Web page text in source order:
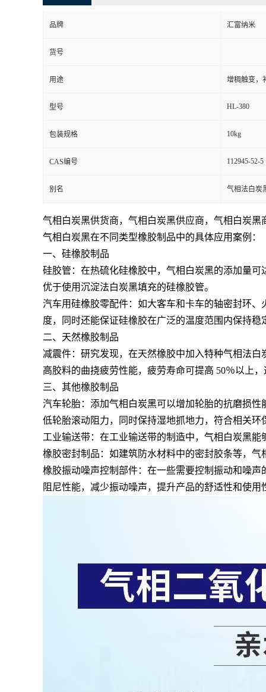
品牌 汇富纳米
货号
用途 增稠触变，
型号 HL-380
包装规格 10kg
CAS编号 112945-52-5
别名 气相法白炭
气相白炭黑供货商，气相白炭黑供应商，气相白炭
气相白炭黑在不同类型橡胶制品中的具体应用案例：
一、硅橡胶制品
硅胶管：在热硫化硅橡胶中，气相白炭黑的添加量
优于使用沉淀法白炭黑填充的硅橡胶管。
汽车用硅橡胶零配件：如大客车和卡车的轴密封环
度，同时还能保证硅橡胶在广泛的温度范围内保持
二、天然橡胶制品
减震件：研究发现，在天然橡胶中加入特种气相法
高胶料的曲挠疲劳性能，疲劳寿命可提高 50％以上
三、其他橡胶制品
汽车轮胎：添加气相白炭黑可以增加轮胎的抗磨损
低轮胎滚动阻力，同时保持湿地抓地力，符合相关环
工业输送带：在工业输送带的制造中，气相白炭黑
橡胶密封制品：如建筑防水材料中的密封胶条等，
橡胶振动噪声控制部件：在一些需要控制振动和噪
阻尼性能，减少振动噪声，提升产品的舒适性和使用